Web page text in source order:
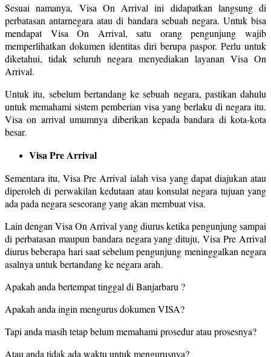
Sesuai namanya, Visa On Arrival ini didapatkan langsung di
perbatasan antarnegara atau di bandara sebuah negara. Untuk bisa
mendapat Visa On Arrival, satu orang pengunjung wajib
memperlihatkan dokumen identitas diri berupa paspor. Perlu untuk
diketahui, tidak seluruh negara menyediakan layanan Visa On
Arrival.
Untuk itu, sebelum bertandang ke sebuah negara, pastikan dahulu
untuk memahami sistem pemberian visa yang berlaku di negara itu.
Visa on arrival umumnya diberikan kepada bandara di kota-kota
besar.
Visa Pre Arrival
Sementara itu, Visa Pre Arrival ialah visa yang dapat diajukan atau
diperoleh di perwakilan kedutaan atau konsulat negara tujuan yang
ada pada negara seseorang yang akan membuat visa.
Lain dengan Visa On Arrival yang diurus ketika pengunjung sampai
di perbatasan maupun bandara negara yang dituju, Visa Pre Arrival
diurus beberapa hari saat sebelum pengunjung meninggalkan negara
asalnya untuk bertandang ke negara arah.
Apakah anda bertempat tinggal di Banjarbaru ?
Apakah anda ingin mengurus dokumen VISA?
Tapi anda masih tetap belum memahami prosedur atau prosesnya?
Atau anda tidak ada waktu untuk mengurusnya?